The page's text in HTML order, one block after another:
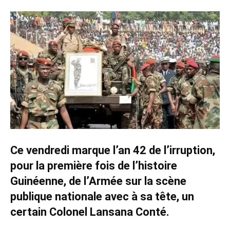
Ce vendredi marque l’an 42 de l’irruption,
pour la première fois de l’histoire
Guinéenne, de l’Armée sur la scène
publique nationale avec à sa tête, un
certain Colonel Lansana Conté.